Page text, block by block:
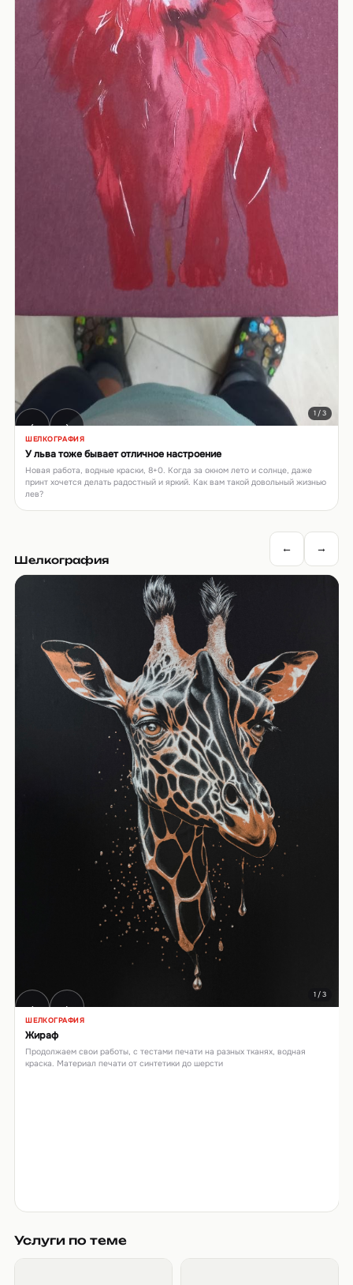
‹ ›
1 / 3
ШЕЛКОГРАФИЯ
У льва тоже бывает отличное настроение
Новая работа, водные краски, 8+0. Когда за окном лето и солнце, даже
принт хочется делать радостный и яркий. Как вам такой довольный жизнью
лев?
Шелкография
← →
‹ ›
1 / 3
ШЕЛКОГРАФИЯ
Жираф
Продолжаем свои работы, с тестами печати на разных тканях, водная
краска. Материал печати от синтетики до шерсти
Услуги по теме